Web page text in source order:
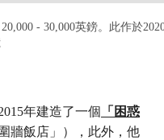
- 30,000英鎊。此作於
年建造了一個 「困惑
牆飯店」），此外，他